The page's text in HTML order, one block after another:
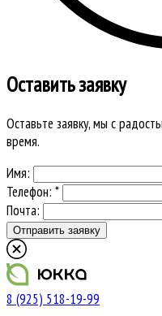
Оставить заявку
Оставьте заявку, мы с
время.
Имя:
Телефон: *
Почта:
8 (925) 518-19-99